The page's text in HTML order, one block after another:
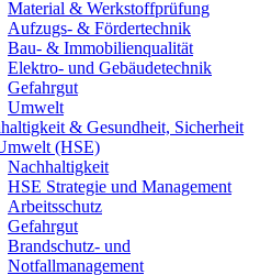
Material & Werkstoffprüfung
Aufzugs- & Fördertechnik
Bau- & Immobilienqualität
Elektro- und Gebäudetechnik
Gefahrgut
Umwelt
& Gesundheit, Sicherheit
(HSE)
Nachhaltigkeit
HSE Strategie und Management
Arbeitsschutz
Gefahrgut
Brandschutz- und
Notfallmanagement